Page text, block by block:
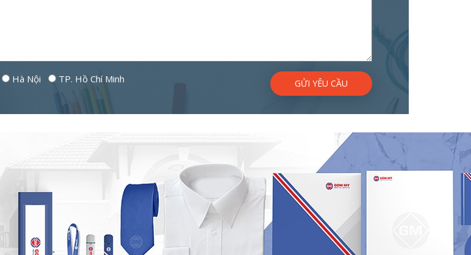
Hà Nội TP. Hồ Chí Minh GỬI YÊU CẦU